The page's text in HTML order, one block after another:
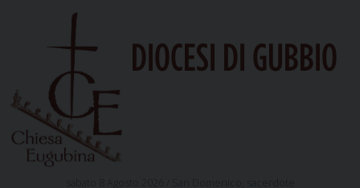
DIOCESI DI GUBBIO